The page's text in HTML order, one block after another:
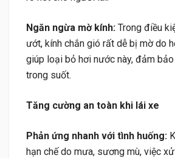
Ngăn ngừa mờ kính: Trong điều
ướt, kính chắn gió rất dễ bị mờ do
giúp loại bỏ hơi nước này, đảm
trong suốt.
Tăng cường an toàn khi lái xe
Phản ứng nhanh với tình huống:
hạn chế do mưa, sương mù, việc